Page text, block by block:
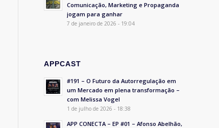
Comunicação, Marketing e Propaganda
jogam para ganhar
7 de janeiro de 2026 - 19:04
APPCAST
#191 – O Futuro da Autorregulação em
um Mercado em plena transformação –
com Melissa Vogel
1 de julho de 2026 - 18:38
APP CONECTA – EP #01 – Afonso Abelhão,